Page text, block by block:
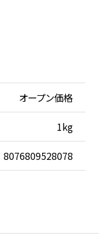
オープン価格
1kg
8076809528078